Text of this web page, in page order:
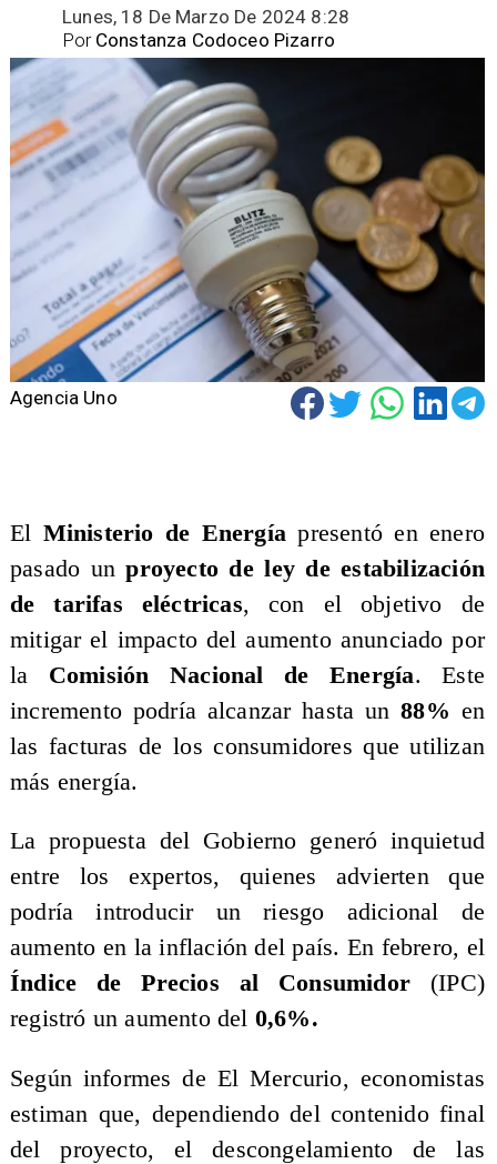
Lunes, 18 De Marzo De 2024 8:28
Constanza Codoceo Pizarro
Por
Agencia Uno
El Ministerio de Energía presentó en enero
pasado unproyecto de ley de estabilización
de tarifas eléctricas, con el objetivo de
mitigar el impacto del aumento anunciado por
la Comisión Nacional de Energía. Este
incremento podría alcanzar hasta un88% en
las facturas de los consumidores que utilizan
más energía.
​La propuesta del Gobierno generó inquietud
entre los expertos, quienes advierten que
podría introducir un riesgo adicional de
aumento en la inflación del país. En febrero, el
Índice de Precios al Consumidor (IPC)
registró un aumento del 0,6%.
​Según informes de El Mercurio, economistas
estiman que, dependiendo del contenido final
del proyecto, el descongelamiento de las